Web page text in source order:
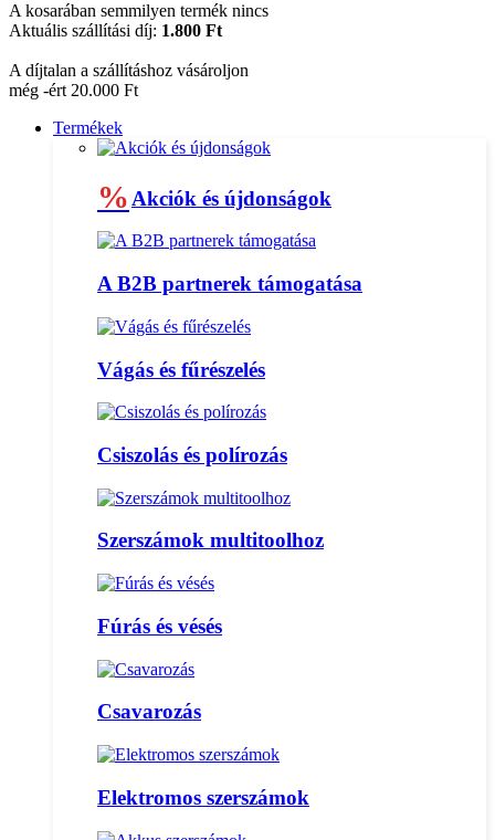
A kosarában semmilyen termék nincs
Aktuális szállítási díj: 1.800 Ft
A díjtalan a szállításhoz vásároljon
még -ért 20.000 Ft
Termékek
% Akciók és újdonságok
A B2B partnerek támogatása
Vágás és fűrészelés
Csiszolás és polírozás
Szerszámok multitoolhoz
Fúrás és vésés
Csavarozás
Elektromos szerszámok